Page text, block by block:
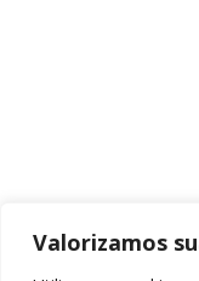
Valorizamos